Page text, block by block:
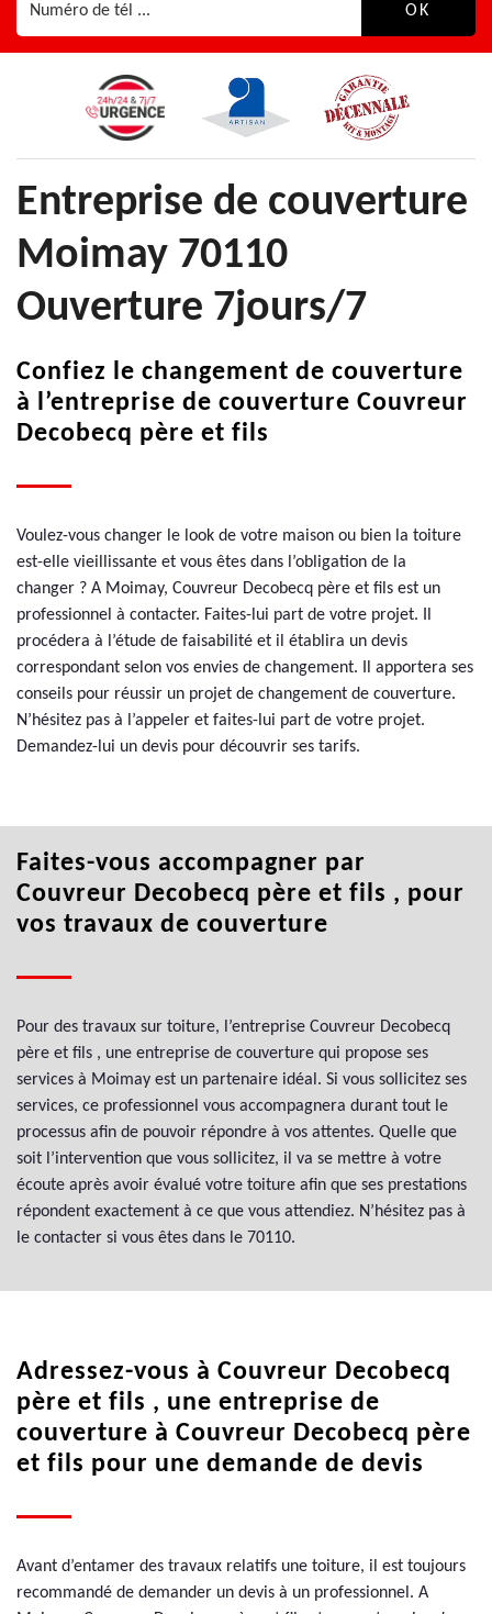
Entreprise de couverture
Moimay 70110
Ouverture 7jours/7
Confiez le changement de couverture
à l’entreprise de couverture Couvreur
Decobecq père et fils
Voulez-vous changer le look de votre maison ou bien la toiture
est-elle vieillissante et vous êtes dans l’obligation de la
changer ? A Moimay, Couvreur Decobecq père et fils est un
professionnel à contacter. Faites-lui part de votre projet. Il
procédera à l’étude de faisabilité et il établira un devis
correspondant selon vos envies de changement. Il apportera ses
conseils pour réussir un projet de changement de couverture.
N’hésitez pas à l’appeler et faites-lui part de votre projet.
Demandez-lui un devis pour découvrir ses tarifs.
Faites-vous accompagner par
Couvreur Decobecq père et fils , pour
vos travaux de couverture
Pour des travaux sur toiture, l’entreprise Couvreur Decobecq
père et fils , une entreprise de couverture qui propose ses
services à Moimay est un partenaire idéal. Si vous sollicitez ses
services, ce professionnel vous accompagnera durant tout le
processus afin de pouvoir répondre à vos attentes. Quelle que
soit l’intervention que vous sollicitez, il va se mettre à votre
écoute après avoir évalué votre toiture afin que ses prestations
répondent exactement à ce que vous attendiez. N’hésitez pas à
le contacter si vous êtes dans le 70110.
Adressez-vous à Couvreur Decobecq
père et fils , une entreprise de
couverture à Couvreur Decobecq père
et fils pour une demande de devis
Avant d’entamer des travaux relatifs une toiture, il est toujours
recommandé de demander un devis à un professionnel. A